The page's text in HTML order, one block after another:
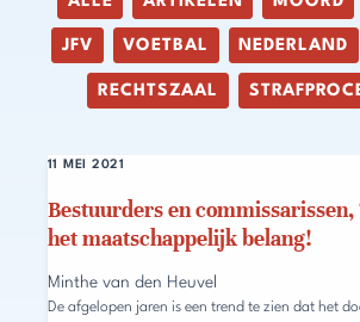
JFV VOETBAL NEDERLAND
RECHTSZAAL
Bestuurders en commissarissen,
het maatschappelijk belang!
11 MEI 2021
Minthe van den Heuvel
De afgelopen jaren is een trend te zien dat het